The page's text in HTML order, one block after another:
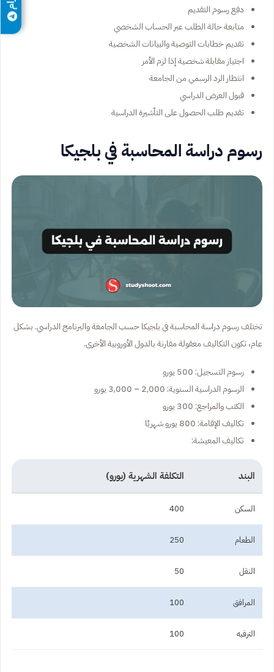
دفع رسوم التقديم
متابعة حالة الطلب عبر الحساب الشخصي
تقديم خطابات التوصية والبيانات الشخصية
اجتياز مقابلة شخصية إذا لزم الأمر
انتظار الرد الرسمي من الجامعة
قبول العرض الدراسي
تقديم طلب الحصول على التأشيرة الدراسية
رسوم دراسة المحاسبة في بلجيكا
تختلف رسوم دراسة المحاسبة في بلجيكا حسب الجامعة والبرنامج الدراسي. بشكل
عام، تكون التكاليف معقولة مقارنة بالدول الأوروبية الأخرى.
رسوم التسجيل: 500 يورو
الرسوم الدراسية السنوية: 2,000 – 3,000 يورو
الكتب والمراجع: 300 يورو
تكاليف الإقامة: 800 يورو شهريًا
تكاليف المعيشة:
البند التكلفة الشهرية (يورو)
السكن 400
الطعام 250
النقل 50
المرافق 100
الترفيه 100